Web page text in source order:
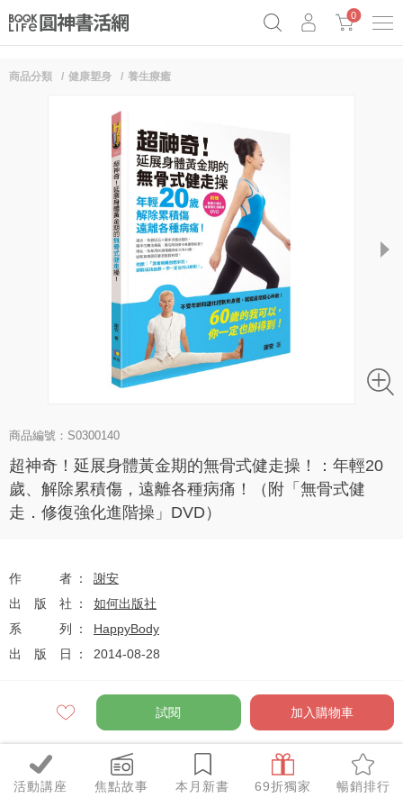
Netflix話題章魚小說！
0
活動講座 焦點故事 本月新書 69折獨家 暢銷排行
商品分類 健康塑身 養生療癒
next
商品編號：S0300140
超神奇！延展身體黃金期的無骨式健走操！：年輕20
歲、解除累積傷，遠離各種病痛！（附「無骨式健
走．修復強化進階操」DVD）
作者
謝安
出版社
如何出版社
系列
HappyBody
出版日
2014-08-28
定價 $360
優惠價 折
試閱 加入購物車